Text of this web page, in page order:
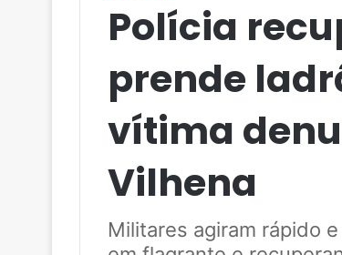
Polícia
prende
vítima
Vilhena
Militares agiram rápido